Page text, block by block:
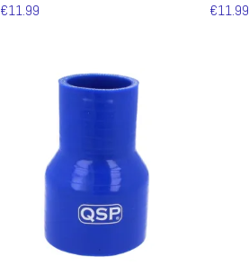
€11.99 €11.99